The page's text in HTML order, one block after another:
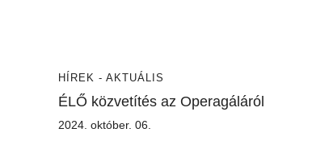
HÍREK - AKTUÁLIS
ÉLŐ közvetítés az Operagáláról
2024. október. 06.